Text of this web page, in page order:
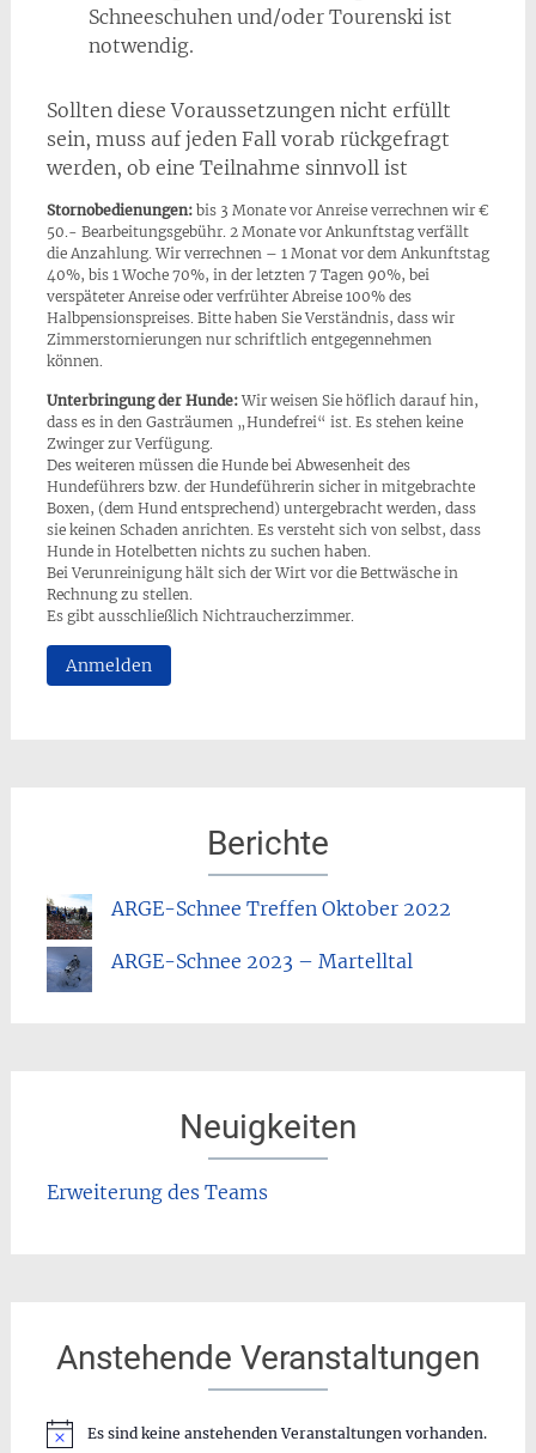
Schneeschuhen und/oder Tourenski ist
notwendig.
Sollten diese Voraussetzungen nicht erfüllt
sein, muss auf jeden Fall vorab rückgefragt
werden, ob eine Teilnahme sinnvoll ist
Stornobedienungen:bis 3 Monate vor Anreise verrechnen wir €
50.- Bearbeitungsgebühr. 2 Monate vor Ankunftstag verfällt
die Anzahlung. Wir verrechnen – 1 Monat vor dem Ankunftstag
40%, bis 1 Woche 70%, in der letzten 7 Tagen 90%, bei
verspäteter Anreise oder verfrühter Abreise 100% des
Halbpensionspreises. Bitte haben Sie Verständnis, dass wir
Zimmerstornierungen nur schriftlich entgegennehmen
können.
Unterbringung der Hunde:Wir weisen Sie höflich darauf hin,
dass es in den Gasträumen „Hundefrei“ ist. Es stehen keine
Zwinger zur Verfügung.
Des weiteren müssen die Hunde bei Abwesenheit des
Hundeführers bzw. der Hundeführerin sicher in mitgebrachte
Boxen, (dem Hund entsprechend) untergebracht werden, dass
sie keinen Schaden anrichten. Es versteht sich von selbst, dass
Hunde in Hotelbetten nichts zu suchen haben.
Bei Verunreinigung hält sich der Wirt vor die Bettwäsche in
Rechnung zu stellen.
Es gibt ausschließlich Nichtraucherzimmer.
Anmelden
Berichte
ARGE-Schnee Treffen Oktober 2022
ARGE-Schnee 2023 – Martelltal
Neuigkeiten
Erweiterung des Teams
Anstehende Veranstaltungen
HinweisEs sind keine anstehenden Veranstaltungen vorhanden.